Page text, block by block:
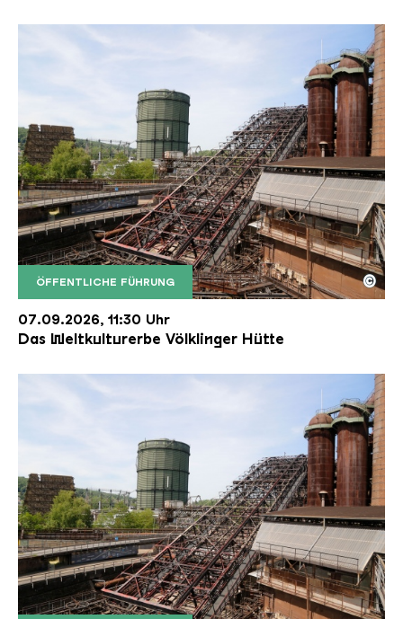
ÖFFENTLICHE FÜHRUNG
Der Erzschrägaufzug der Völklinger Hütte mit
Copyright: Weltkulturerbe Völklinger Hütte | Karl
©
07.09.2026, 11:30 Uhr
Das Weltkulturerbe Völklinger Hütte